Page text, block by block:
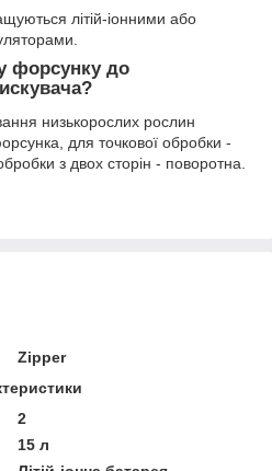
літій-іонними або
форсунку до
низькорослих рослин
для точкової обробки -
з двох сторін - поворотна.
Zipper
2
15 л